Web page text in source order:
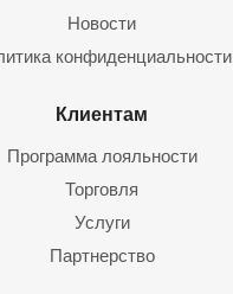
Новости
конфиденциальности
Клиентам
Программа лояльности
Торговля
Услуги
Партнерство